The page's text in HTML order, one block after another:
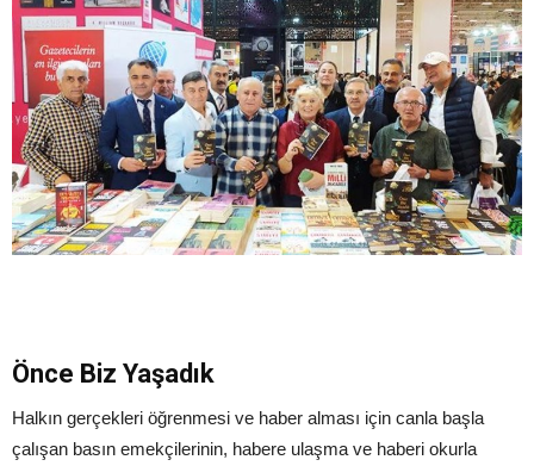
Önce Biz Yaşadık
Halkın gerçekleri öğrenmesi ve haber alması için canla başla
çalışan basın emekçilerinin, habere ulaşma ve haberi okurla